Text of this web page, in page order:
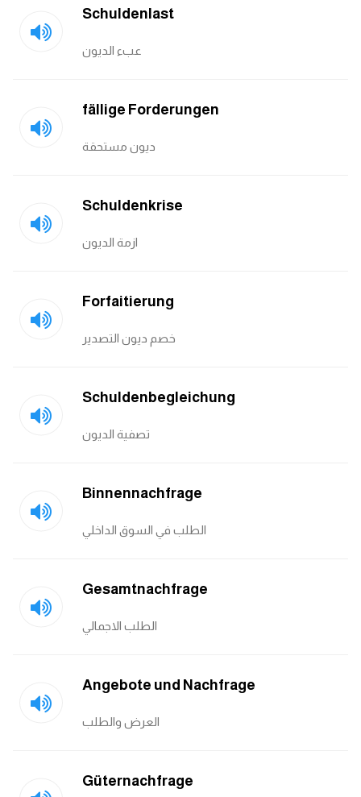
Schuldenlast
عبء الديون
fällige Forderungen
ديون مستحقة
Schuldenkrise
ازمة الديون
Forfaitierung
خصم ديون التصدير
Schuldenbegleichung
تصفية الديون
Binnennachfrage
الطلب في السوق الداخلي
Gesamtnachfrage
الطلب الاجمالي
Angebote und Nachfrage
العرض والطلب
Güternachfrage